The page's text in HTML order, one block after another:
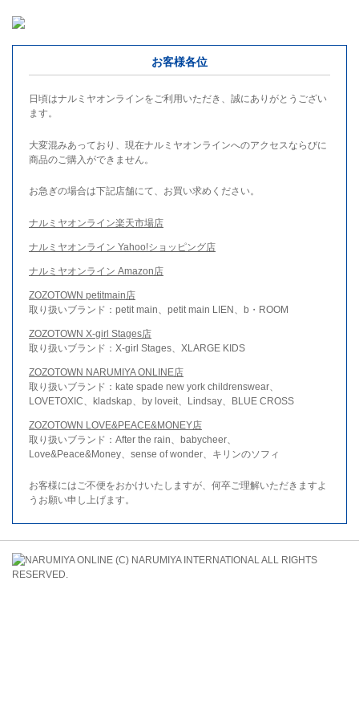
お客様各位
日頃はナルミヤオンラインをご利用いただき、誠にありがとうござい
ます。
大変混みあっており、現在ナルミヤオンラインへのアクセスならびに
商品のご購入ができません。
お急ぎの場合は下記店舗にて、お買い求めください。
ナルミヤオンライン楽天市場店
ナルミヤオンライン Yahoo!ショッピング店
ナルミヤオンライン Amazon店
ZOZOTOWN petitmain店
取り扱いブランド：petit main、petit main LIEN、b・ROOM
ZOZOTOWN X-girl Stages店
取り扱いブランド：X-girl Stages、XLARGE KIDS
ZOZOTOWN NARUMIYA ONLINE店
取り扱いブランド：kate spade new york childrenswear、
LOVETOXIC、kladskap、by loveit、Lindsay、BLUE CROSS
ZOZOTOWN LOVE&PEACE&MONEY店
取り扱いブランド：After the rain、babycheer、
Love&Peace&Money、sense of wonder、キリンのソフィ
お客様にはご不便をおかけいたしますが、何卒ご理解いただきますよ
うお願い申し上げます。